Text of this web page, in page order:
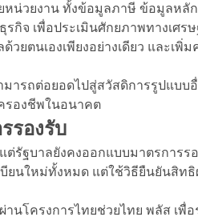
หน่วยงาน ทั้งข้อมูลภาษี ข้อมูลหลั
จ เพื่อประเมินศักยภาพทางเศร
ยตนเองเพียงอย่างเดียว และเพิ่
ารถต่อยอดไปสู่สวัสดิการรูปแบบ
รองชีพในอนาคต
รองรับ
ฐบาลยังคงออกแบบมาตรการร
ยนใหม่ทั้งหมด แต่ใช้วิธียืนยันสิท
านโครงการไทยช่วยไทย พลัส เพื่